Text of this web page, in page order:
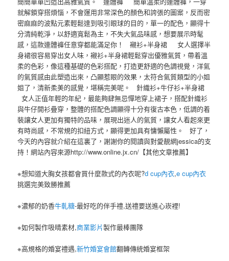
就解鎖穿搭煩惱，不會運用非常深色的顏色和誇張的圖案，反而密
密麻麻的波點元素輕鬆達到吸引眼球的目的，單一的配色，顯得十
分清純乾淨，以舒適寬鬆為主，不失大氣品味感，想要展示時髦
感，這款連體褲任意穿都能滿足你！ 襯衫+半身裙 女人選擇半
身裙很容易穿出女人味，襯衫+半身裙輕鬆穿出優雅氣質，帶着溫
柔的色彩，像這種基礎的色彩搭配，打造更舒適的色調視覺，洋氣
的氣質感由此塑造出來，凸顯惹眼的效果，太符合氣質類型的小姐
姐了，清新柔美的感覺，堪稱完美呢。 針織衫+牛仔衫+半身裙
女人正值年輕的年紀，最能夠肆無忌憚地穿上裙子，搭配針織衫
與牛仔開衫疊穿，整體的搭配色調顯得十分有復古本色，低調的着
裝讓女人更加有獨特的品味，展現出迷人的氣質，讓女人看起來更
有時尚感，不常規的扣紐方式，顯得更加具有慵懶屬性。 好了，
今天的內容就介紹在這裏了，謝謝你的閱讀與對愛靚網jessica的支
持！網站內容來源http://www.online.jx.cn/【其他文章推薦】
※想知道大胸女孩都會買什麼款式的內衣呢?d cup內衣,e cup內衣
挑選完美致勝推薦
※濃郁的奶香牛軋糖-最好吃的伴手禮,送禮要送進心崁裡!
※如何製作吸晴素材,商業影片製作最棒團隊
※高規格的婚宴禮遇,新竹婚宴會館翻轉傳統婚宴框架